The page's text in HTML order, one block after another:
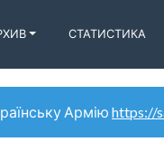
СТАТИСТИКА
Армію https://